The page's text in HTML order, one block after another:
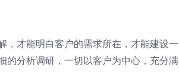
，才能明白客户的需求所在，才能建设一
的分析调研，一切以客户为中心，充分满